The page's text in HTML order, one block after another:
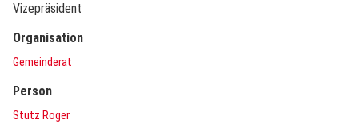
Vizepräsident
Organisation
Gemeinderat
Person
Stutz Roger